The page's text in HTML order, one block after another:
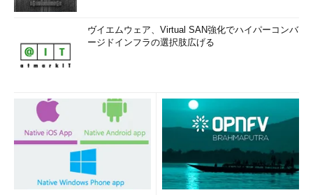
ヴイエムウェア、Virtual SAN強化でハイパーコンバ
ージドインフラの選択肢広げる